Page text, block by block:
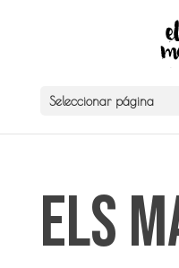
Seleccionar página
Els